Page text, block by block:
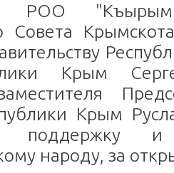
РОО
Совета
Крым
Крым
поддержку
народу, за